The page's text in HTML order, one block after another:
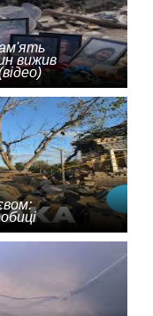
вижив